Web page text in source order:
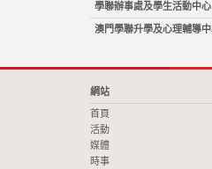
學聯辦事處及學生活動中心
澳門學聯升學及心理輔導
網站
首頁
活動
媒體
時事